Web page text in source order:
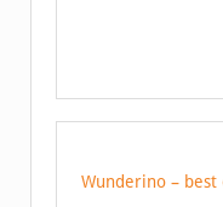
Wunderino – best